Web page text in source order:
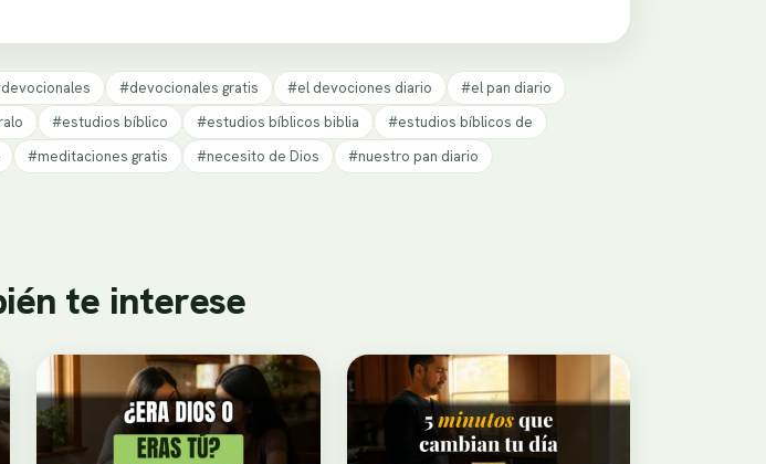
#devocionales gratis #el devociones diario
#el pan diario
#estudios bíblico #estudios bíblicos biblia
#estudios bíblicos de
#meditaciones gratis #necesito de Dios
#nuestro pan diario
te interese